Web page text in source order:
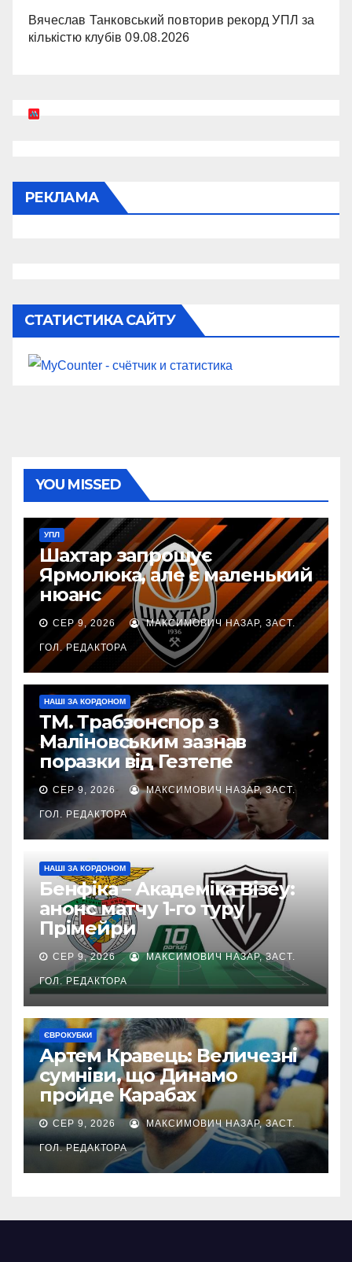
Вячеслав Танковський повторив рекорд УПЛ за
кількістю клубів 09.08.2026
РЕКЛАМА
СТАТИСТИКА САЙТУ
YOU MISSED
УПЛ
Шахтар запрошує
Ярмолюка, але є маленький
нюанс
СЕР 9, 2026 МАКСИМОВИЧ НАЗАР, ЗАСТ.
ГОЛ. РЕДАКТОРА
НАШІ ЗА КОРДОНОМ
ТМ. Трабзонспор з
Маліновським зазнав
поразки від Гезтепе
СЕР 9, 2026 МАКСИМОВИЧ НАЗАР, ЗАСТ.
ГОЛ. РЕДАКТОРА
НАШІ ЗА КОРДОНОМ
Бенфіка – Академіка Візеу:
анонс матчу 1-го туру
Прімейри
СЕР 9, 2026 МАКСИМОВИЧ НАЗАР, ЗАСТ.
ГОЛ. РЕДАКТОРА
ЄВРОКУБКИ
Артем Кравець: Величезні
сумніви, що Динамо
пройде Карабах
СЕР 9, 2026 МАКСИМОВИЧ НАЗАР, ЗАСТ.
ГОЛ. РЕДАКТОРА